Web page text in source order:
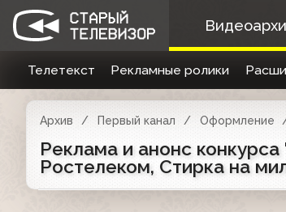
Телетекст Рекламные ролики
Архив Первый канал Оформление
Реклама и анонс
Ростелеком, Стирка на